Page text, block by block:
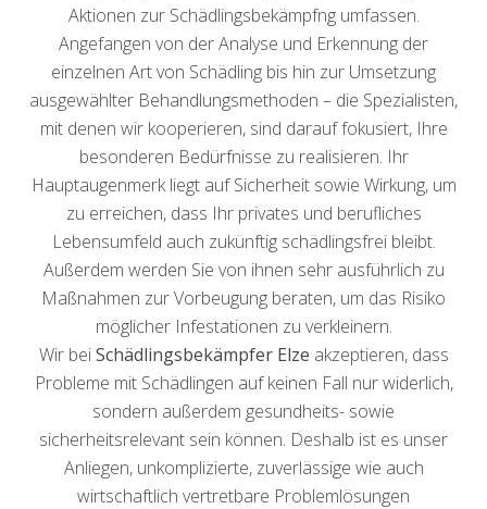
Aktionen zur Schädlingsbekämpfng umfassen.
Angefangen von der Analyse und Erkennung der
einzelnen Art von Schädling bis hin zur Umsetzung
ausgewählter Behandlungsmethoden – die Spezialisten,
mit denen wir kooperieren, sind darauf fokusiert, Ihre
besonderen Bedürfnisse zu realisieren. Ihr
Hauptaugenmerk liegt auf Sicherheit sowie Wirkung, um
zu erreichen, dass Ihr privates und berufliches
Lebensumfeld auch zukünftig schädlingsfrei bleibt.
Außerdem werden Sie von ihnen sehr ausführlich zu
Maßnahmen zur Vorbeugung beraten, um das Risiko
möglicher Infestationen zu verkleinern.
Wir beiSchädlingsbekämpfer Elze akzeptieren, dass
Probleme mit Schädlingen auf keinen Fall nur widerlich,
sondern außerdem gesundheits- sowie
sicherheitsrelevant sein können. Deshalb ist es unser
Anliegen, unkomplizierte, zuverlässige wie auch
wirtschaftlich vertretbare Problemlösungen